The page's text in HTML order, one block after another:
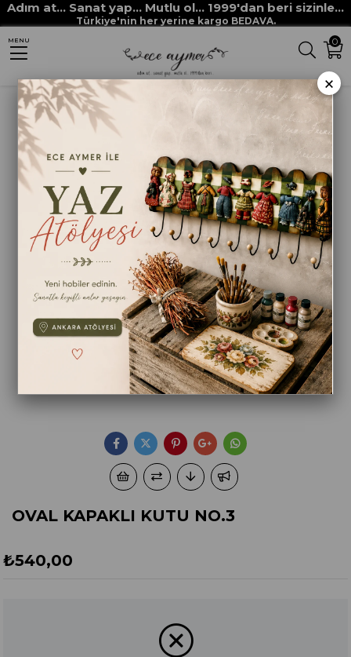
Adım at... Sanat yap... Mutlu ol... 1999'dan beri sizinle...
Türkiye'nin her yerine kargo BEDAVA.
0
MENU
Anasayfa HAM MALZEMELER MDF VE MASİF OBJELER KUTULAR
OVAL KAPAKLI KUTU NO.3
OVAL KAPAKLI KUTU NO.3
₺540,00
×